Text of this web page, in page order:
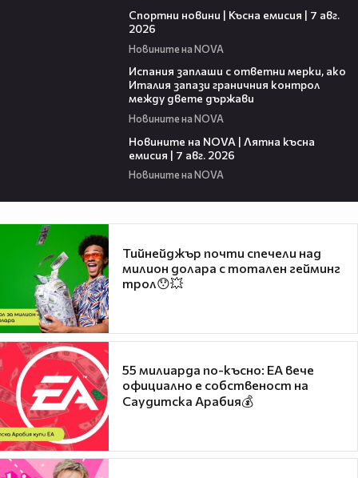
Спортни новини | Късна емисия | 7 авг.
2026
Новините на NOVA
Испания заплаши с ответни мерки, ако
Италия запази граничния контрол
между двете държави
Новините на NOVA
Новините на NOVA | Лятна късна
емисия | 7 авг. 2026
Новините на NOVA
Тийнейджър почти спечели над
милион долара с тотален гейминг
трол😯💥
55 милиарда по-късно: EA вече
официално е собственост на
Саудитска Арабия💰